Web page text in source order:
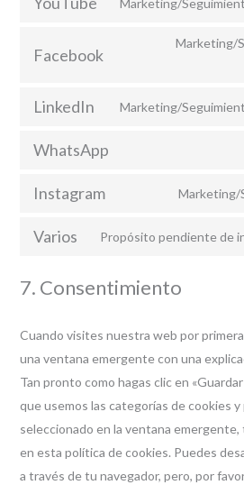
Facebook
Marketing/
LinkedIn Marketing/
WhatsApp
Instagram Marketing/
Varios Propósito pendiente de
7. Consentimiento
Cuando visites nuestra web por
una ventana emergente con una
Tan pronto como hagas clic en
que usemos las categorías de cookies y
seleccionado en la ventana
en esta política de cookies. Puedes
a través de tu navegador, pero, por